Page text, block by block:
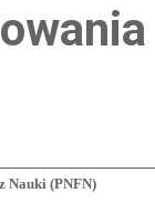
Nauki (PNFN)